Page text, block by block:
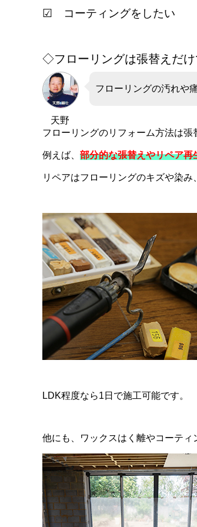
☑ コーティングをしたい
◇フローリングは張替えだ
天野
フローリングの汚れや
フローリングのリフォーム方法は張
例えば、 部分的な張替えやリペア再
リペアはフローリングのキズや染み
LDK程度なら1日で施工可能です。
他にも、ワックスはく離やコーティ